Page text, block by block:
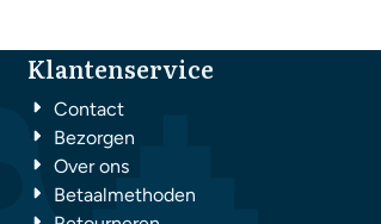
Klantenservice
Contact
Bezorgen
Over ons
Betaalmethoden